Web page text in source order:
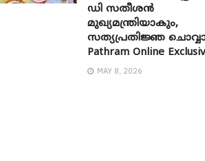
ഡി സതീശൻ
മുഖ്യമന്ത്രിയാകും,
സത്യപ്രതിജ്ഞ
Pathram Online
MAY 8, 2026